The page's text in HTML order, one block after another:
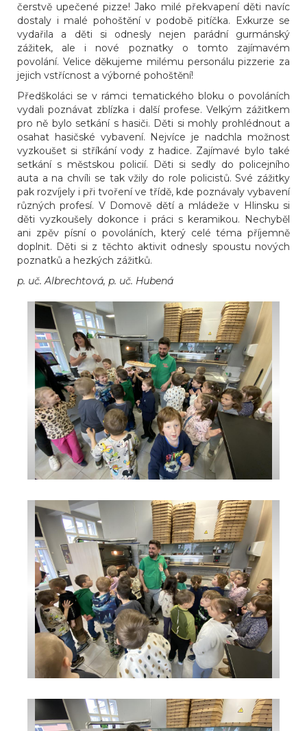
čerstvě upečené pizze! Jako milé překvapení děti navíc
dostaly i malé pohoštění v podobě pitíčka. Exkurze se
vydařila a děti si odnesly nejen parádní gurmánský
zážitek, ale i nové poznatky o tomto zajímavém
povolání. Velice děkujeme milému personálu pizzerie za
jejich vstřícnost a výborné pohoštění!
Předškoláci se v rámci tematického bloku o povoláních
vydali poznávat zblízka i další profese. Velkým zážitkem
pro ně bylo setkání s hasiči. Děti si mohly prohlédnout a
osahat hasičské vybavení. Nejvíce je nadchla možnost
vyzkoušet si stříkání vody z hadice. Zajímavé bylo také
setkání s městskou policií. Děti si sedly do policejního
auta a na chvíli se tak vžily do role policistů. Své zážitky
pak rozvíjely i při tvoření ve třídě, kde poznávaly vybavení
různých profesí. V Domově dětí a mládeže v Hlinsku si
děti vyzkoušely dokonce i práci s keramikou. Nechyběl
ani zpěv písní o povoláních, který celé téma příjemně
doplnit. Děti si z těchto aktivit odnesly spoustu nových
poznatků a hezkých zážitků.
p. uč. Albrechtová, p. uč. Hubená